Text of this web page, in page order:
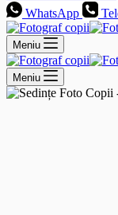
WhatsApp
Meniu
Meniu